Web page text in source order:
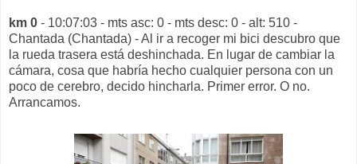
km 0 - 10:07:03 - mts asc: 0 - mts desc: 0 - alt: 510 -
Chantada (Chantada) - Al ir a recoger mi bici descubro que
la rueda trasera está deshinchada. En lugar de cambiar la
cámara, cosa que habría hecho cualquier persona con un
poco de cerebro, decido hincharla. Primer error. O no.
Arrancamos.